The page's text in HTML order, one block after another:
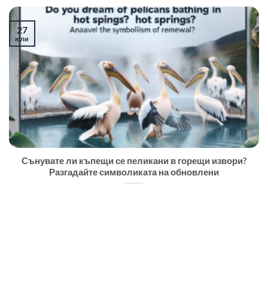
Сънувате ли къпещи се пеликани в горещи извори?
Разгадайте символиката на обновлени
27
юли